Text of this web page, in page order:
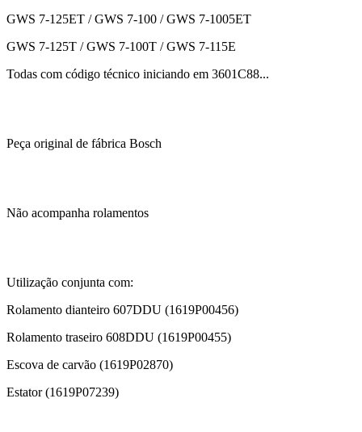
GWS 7-125ET / GWS 7-100 / GWS 7-1005ET
GWS 7-125T / GWS 7-100T / GWS 7-115E
Todas com código técnico iniciando em 3601C88...
Peça original de fábrica Bosch
Não acompanha rolamentos
Utilização conjunta com:
Rolamento dianteiro 607DDU (1619P00456)
Rolamento traseiro 608DDU (1619P00455)
Escova de carvão (1619P02870)
Estator (1619P07239)